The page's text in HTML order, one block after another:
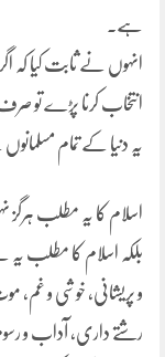
ہے۔
انہوں نے ثابت کیا کہ
انتخاب کرنا پڑے تو صرف
یہ دنیا کے تمام
اسلام کا یہ مطلب
بلکہ اسلام کا مطلب یہ
و پریشانی، خوشی و غم،
رشتے داری، آداب و